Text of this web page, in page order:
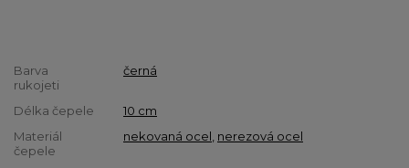
Barva
rukojeti
černá
Délka čepele
10 cm
Materiál
čepele
nekovaná ocel nerezová ocel